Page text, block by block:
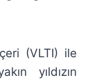
(VLTI) ile
yıldızın